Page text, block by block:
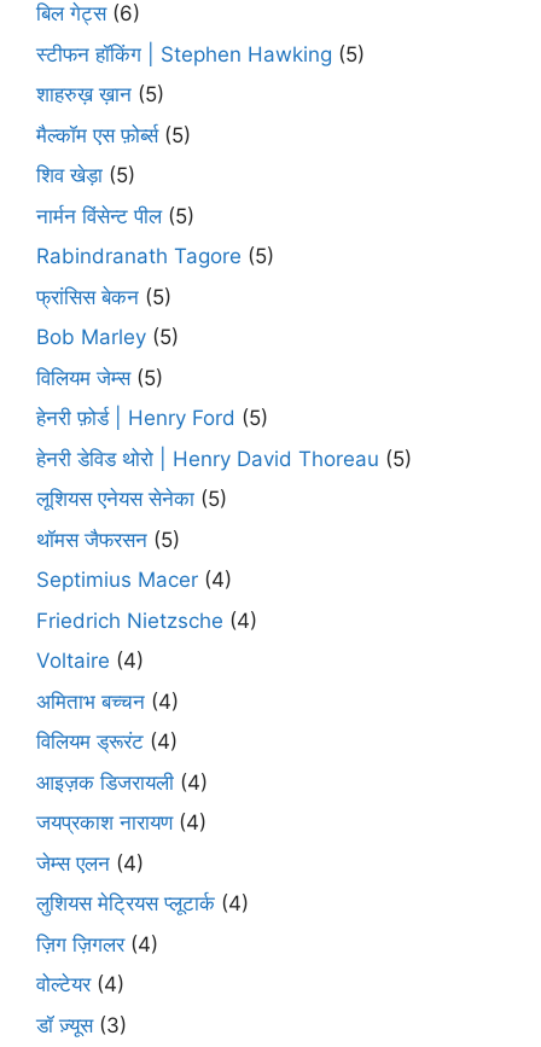
बिल गेट्स(6)
स्टीफन हॉकिंग | Stephen Hawking (5)
शाहरुख़ ख़ान (5)
मैल्कॉम एस फ़ोर्ब्स(5)
शिव खेड़ा (5)
नार्मन विंसेन्ट पील(5)
Rabindranath Tagore (5)
फ्रांसिस बेकन (5)
Bob Marley (5)
विलियम जेम्स(5)
हेनरी फ़ोर्ड | Henry Ford (5)
हेनरी डेविड थोरो | Henry David Thoreau (5)
लूशियस एनेयस सेनेका (5)
थॉमस जैफरसन (5)
Septimius Macer (4)
Friedrich Nietzsche (4)
Voltaire (4)
अमिताभ बच्चन (4)
विलियम ड्रूरंट (4)
आइज़क डिजरायली (4)
जयप्रकाश नारायण(4)
जेम्स एलन (4)
लुशियस मेट्रियस प्लूटार्क (4)
ज़िग ज़िगलर(4)
वोल्टेयर(4)
डॉ ज़्यूस(3)